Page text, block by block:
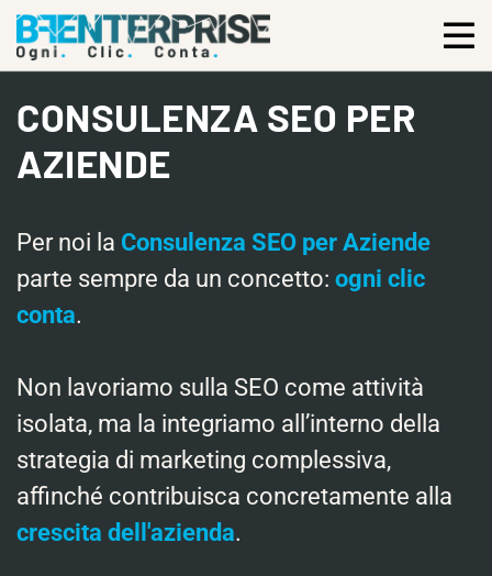
CONSULENZA SEO PER
AZIENDE
Per noi la Consulenza SEO per Aziende
parte sempre da un concetto: ogni clic
conta.
Non lavoriamo sulla SEO come attività
isolata, ma la integriamo all’interno della
strategia di marketing complessiva,
affinché contribuisca concretamente alla
crescita dell'azienda.